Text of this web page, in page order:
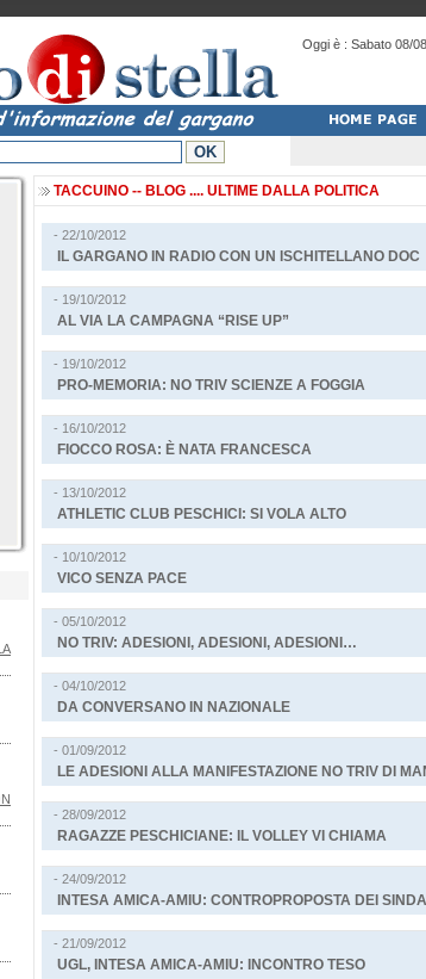
Oggi è : Sabato 08/
TACCUINO -- BLOG .... ULTIME DALLA POLITICA
- 22/10/2012
IL GARGANO IN RADIO CON UN ISCHITELLANO DOC
- 19/10/2012
AL VIA LA CAMPAGNA “RISE UP”
- 19/10/2012
PRO-MEMORIA: NO TRIV SCIENZE A FOGGIA
- 16/10/2012
FIOCCO ROSA: È NATA FRANCESCA
- 13/10/2012
ATHLETIC CLUB PESCHICI: SI VOLA ALTO
- 10/10/2012
VICO SENZA PACE
- 05/10/2012
NO TRIV: ADESIONI, ADESIONI, ADESIONI…
- 04/10/2012
DA CONVERSANO IN NAZIONALE
- 01/09/2012
LE ADESIONI ALLA MANIFESTAZIONE NO TRIV DI
- 28/09/2012
RAGAZZE PESCHICIANE: IL VOLLEY VI CHIAMA
- 24/09/2012
INTESA AMICA-AMIU: CONTROPROPOSTA DEI
- 21/09/2012
UGL, INTESA AMICA-AMIU: INCONTRO TESO